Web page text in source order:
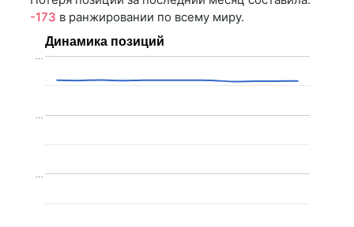
-173 в ранжировании по всему миру.
Динамика позиций
…
…